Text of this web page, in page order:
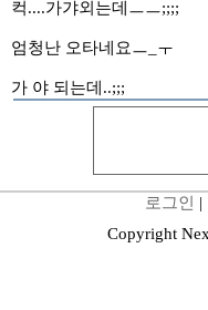
컥....가갸외는데ㅡㅡ;;;;
엄청난 오타네요ㅡ_ㅜ
가 야 되는데..;;;
로그인 |
Copyright